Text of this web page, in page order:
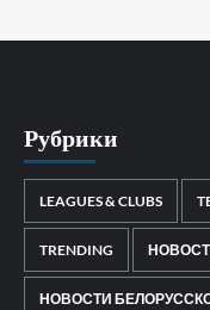
Рубрики
LEAGUES & CLUBS
TRENDING
НОВОСТИ